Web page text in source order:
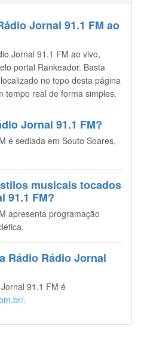
Jornal 91.1 FM ao
Jornal 91.1 FM ao vivo,
portal Rankeador. Basta
no topo desta página
tempo real de forma simples.
Jornal 91.1 FM?
é sediada em Souto Soares,
musicais tocados
91.1 FM?
apresenta programação
Rádio Rádio Jornal
91.1 FM é
.